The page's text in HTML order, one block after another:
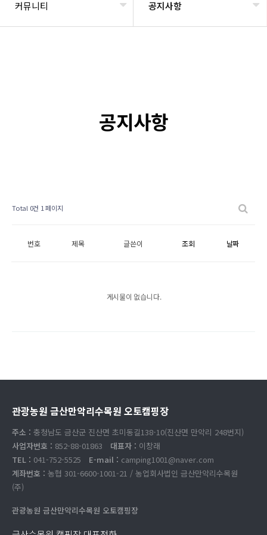
커뮤니티 공지사항
공지사항
Total 0건 1 페이지
번호 제목 글쓴이 조회 날짜
게시물이 없습니다.
관광농원 금산만악리수목원 오토캠핑장
주소 : 충청남도 금산군 진산면 초미동길138-10(진산면 만악리 248번지)
사업자번호 : 852-88-01863 대표자 : 이창래
TEL : 041-752-5525 E-mail : camping1001@naver.com
계좌번호 : 농협 301-6600-1001-21 / 농업회사법인 금산만악리수목원
(주)
관광농원 금산만악리수목원 오토캠핑장